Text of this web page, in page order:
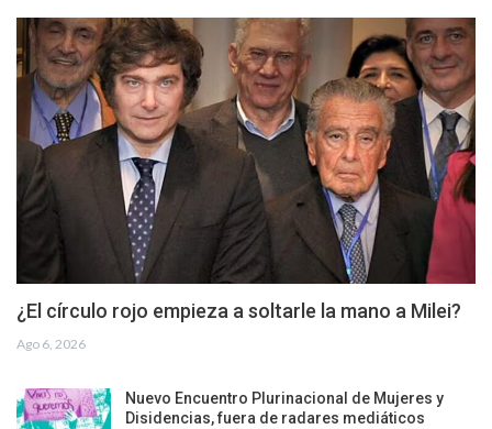
¿El círculo rojo empieza a soltarle la mano a Milei?
Ago 6, 2026
Nuevo Encuentro Plurinacional de Mujeres y
Disidencias, fuera de radares mediáticos